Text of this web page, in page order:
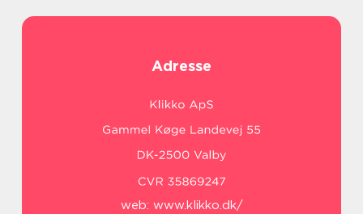
Adresse
web: www.klikko.dk/